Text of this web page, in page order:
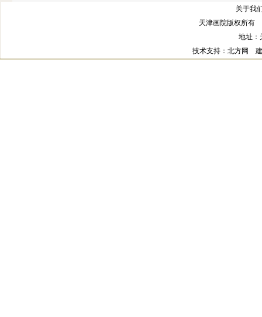
关于
天津画院版权所有
地址：
技术支持 ：北方网 建